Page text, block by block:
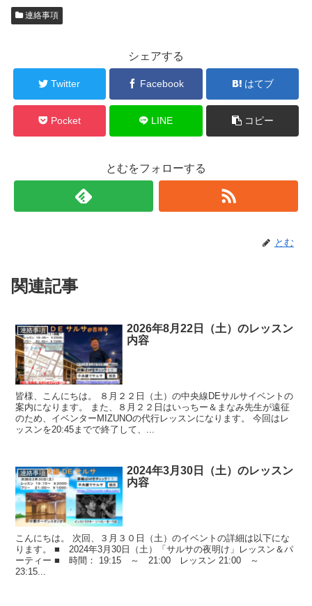
連絡事項
シェアする
Twitter Facebook はてブ
Pocket LINE コピー
とむをフォローする
とむ
関連記事
連絡事項
2026年8月22日（土）のレッスン
内容
皆様、こんにちは。 ８月２２日（土）の中央線DEサルサイベントの
案内になります。 また、８月２２日はいっちー＆まなみ先生が遠征
のため、イベンターMIZUNOの代行レッスンになります。 今回はレ
ッスンを20:45までで終了して、...
連絡事項
2024年3月30日（土）のレッスン
内容
こんにちは。 次回、３月３０日（土）のイベントの詳細は以下にな
ります。 ■ 2024年3月30日（土）「サルサの夜明け」レッスン＆パ
ーティー ■ 時間： 19:15 ～ 21:00 レッスン 21:00 ～
23:15...